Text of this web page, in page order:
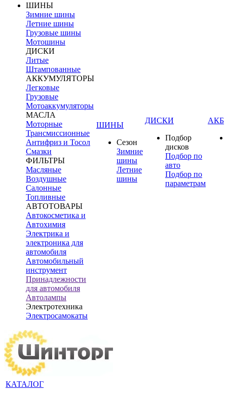
ШИНЫ
Зимние шины
Летние шины
Грузовые шины
Мотошины
ДИСКИ
Литые
Штампованные
АККУМУЛЯТОРЫ
Легковые
Грузовые
Мотоаккумуляторы
МАСЛА
Моторные
Трансмиссионные
Антифриз и Тосол
Смазки
ФИЛЬТРЫ
Масляные
Воздушные
Салонные
Топливные
АВТОТОВАРЫ
Автокосметика и
Автохимия
Электрика и
электроника для
автомобиля
Автомобильный
инструмент
Принадлежности
для автомобиля
Автолампы
Электротехника
Электросамокаты
ШИНЫ
Сезон
Зимние
шины
Летние
шины
ДИСКИ
Подбор
дисков
Подбор по
авто
Подбор по
параметрам
АКБ
КАТАЛОГ